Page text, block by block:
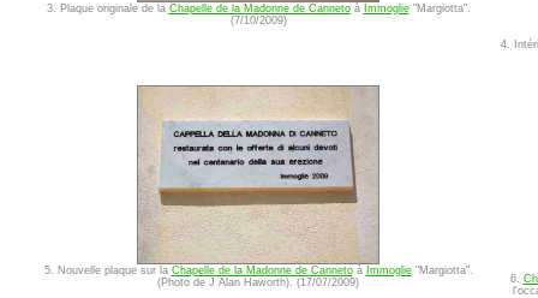
3. Plaque originale de la Chapelle de la Madonne de Cannetoà Immoglie"Margiotta".
(7/10/2009)
4.
5. Nouvelle plaque sur la Chapelle de la Madonne de Cannetoà Immoglie"Margiotta".
(Photo de J Alan Haworth). (17/07/2009)
6.